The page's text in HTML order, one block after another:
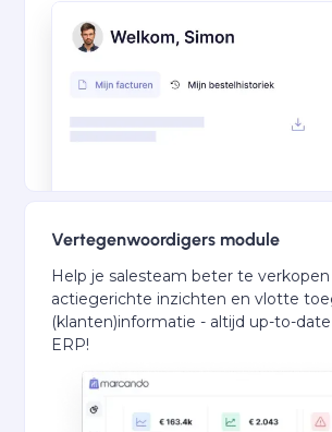
Vertegenwoordigers module
Help je salesteam beter te
actiegerichte inzichten en vlotte
(klanten)informatie - altijd up-to-
ERP!